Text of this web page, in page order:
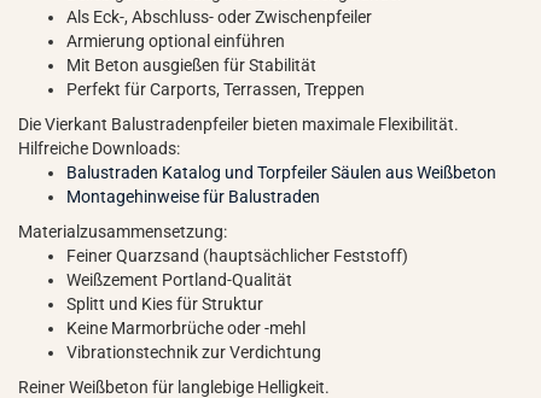
Als Eck-, Abschluss- oder Zwischenpfeiler
Armierung optional einführen
Mit Beton ausgießen für Stabilität
Perfekt für Carports, Terrassen, Treppen
Die Vierkant Balustradenpfeiler bieten maximale Flexibilität.
Hilfreiche Downloads:
Balustraden Katalog und Torpfeiler Säulen aus Weißbeton
Montagehinweise für Balustraden
Materialzusammensetzung:
Feiner Quarzsand (hauptsächlicher Feststoff)
Weißzement Portland-Qualität
Splitt und Kies für Struktur
Keine Marmorbrüche oder -mehl
Vibrationstechnik zur Verdichtung
Reiner Weißbeton für langlebige Helligkeit.